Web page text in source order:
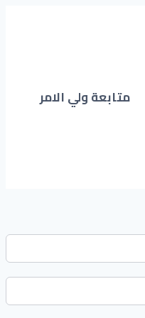
متابعة ولي الامر